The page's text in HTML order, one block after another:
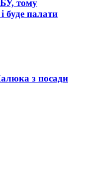
тому
буде палати
з посади